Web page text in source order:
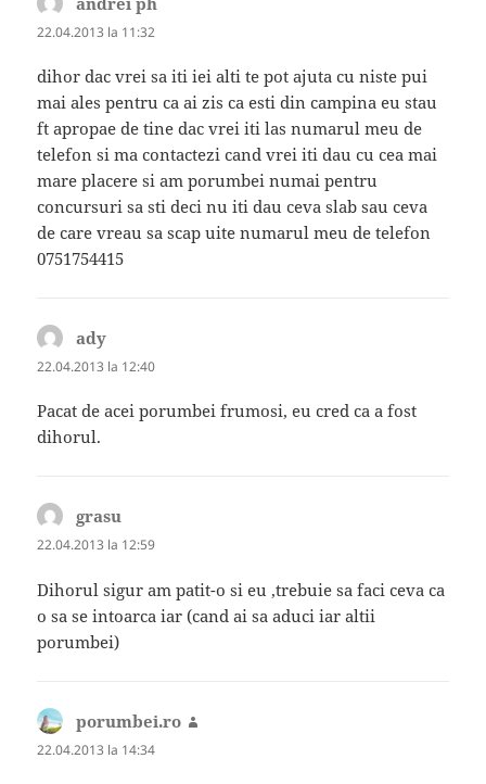
22.04.2013 la 11:32
dihor dac vrei sa iti iei alti te pot ajuta cu niste pui
mai ales pentru ca ai zis ca esti din campina eu stau
ft apropae de tine dac vrei iti las numarul meu de
telefon si ma contactezi cand vrei iti dau cu cea mai
mare placere si am porumbei numai pentru
concursuri sa sti deci nu iti dau ceva slab sau ceva
de care vreau sa scap uite numarul meu de telefon
0751754415
ady
22.04.2013 la 12:40
Pacat de acei porumbei frumosi, eu cred ca a fost
dihorul.
grasu
22.04.2013 la 12:59
Dihorul sigur am patit-o si eu ,trebuie sa faci ceva ca
o sa se intoarca iar (cand ai sa aduci iar altii
porumbei)
porumbei.ro
22.04.2013 la 14:34